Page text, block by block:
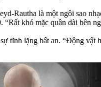
Rautha là một ngôi sao
khó mặc quần dài bên
tĩnh lặng bất an. “Động